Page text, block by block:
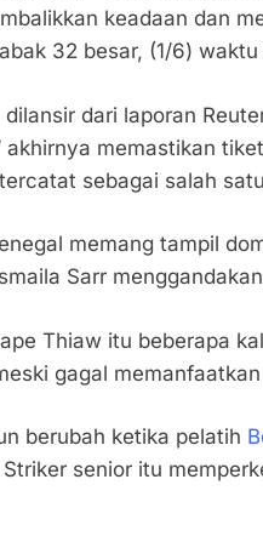
keadaan dan
32 besar, (1/6)
dilansir dari laporan
akhirnya memastikan
sebagai salah
memang tampil
Sarr
Thiaw itu beberapa
gagal
berubah ketika pelatih
senior itu